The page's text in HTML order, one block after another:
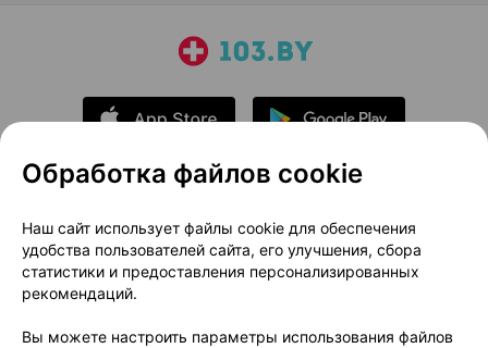
О проекте
Новости проекта
Размещение рекламы
Медицинский маркетинг
Публичный договор
Доставка
Обработка файлов cookie
Наш сайт использует файлы cookie для обеспечения
удобства пользователей сайта, его улучшения, сбора
статистики и предоставления персонализированных
рекомендаций.
Вы можете настроить параметры использования файлов